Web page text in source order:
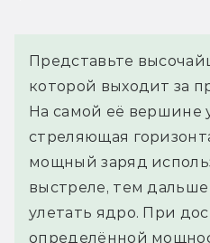
Представьте
которой выходит за
На самой её вершине
стреляющая
мощный заряд
выстреле, тем
улетать ядро. При
определённой